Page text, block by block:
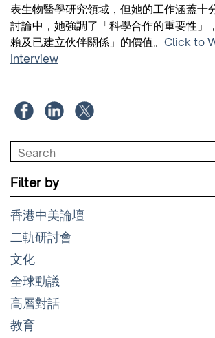
表生物醫學研究領域，但她的工作涵蓋十
討論中，她強調了「科學合作的重要性」
賴及已建立伙伴關係」的價值。 Click to
Interview
Filter by
香港中美論壇
二軌研討會
文化
全球動議
高層對話
教育